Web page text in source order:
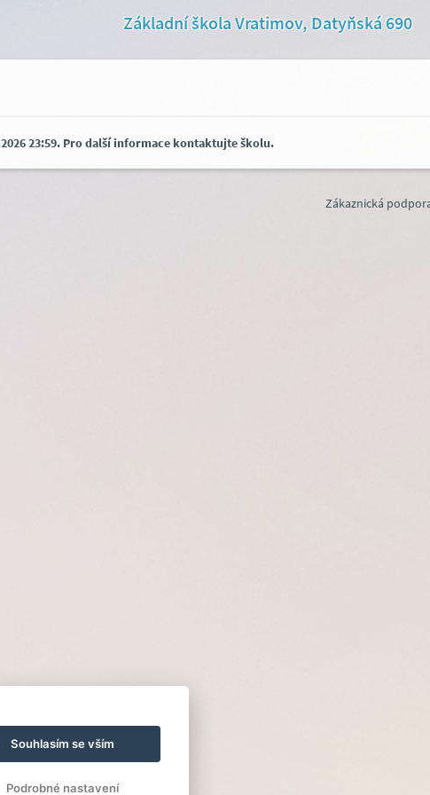
Základní škola Vratimov, Datyňská 690
23:59. Pro další informace kontaktujte školu.
Zákaznická
Souhlasím se vším
Podrobné nastavení